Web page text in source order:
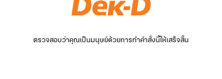
ตรวจสอบว่าคุณเป็นมนุษย์ด้วยการทำคำสั่งนี้ให้เสร็จสิ้น